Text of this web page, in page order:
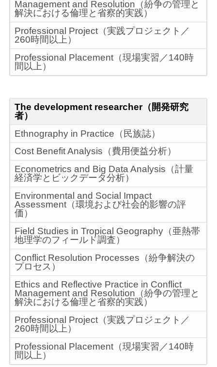
Management and Resolution（紛争の管理と
解決における倫理と省察的実践）
Professional Project（実践プロジェクト／
260時間以上）
Professional Placement（現場実習／140時
間以上）
The development researcher（開発研究
者）
Ethnography in Practice（民族誌）
Cost Benefit Analysis（費用便益分析）
Econometrics and Big Data Analysis（計量
経済学とビックデータ分析）
Environmental and Social Impact
Assessment（環境および社会的影響の評
価）
Field Studies in Tropical Geography（亜熱帯
地理学のフィールド調査）
Conflict Resolution Processes（紛争解決の
プロセス）
Ethics and Reflective Practice in Conflict
Management and Resolution（紛争の管理と
解決における倫理と省察的実践）
Professional Project（実践プロジェクト／
260時間以上）
Professional Placement（現場実習／140時
間以上）